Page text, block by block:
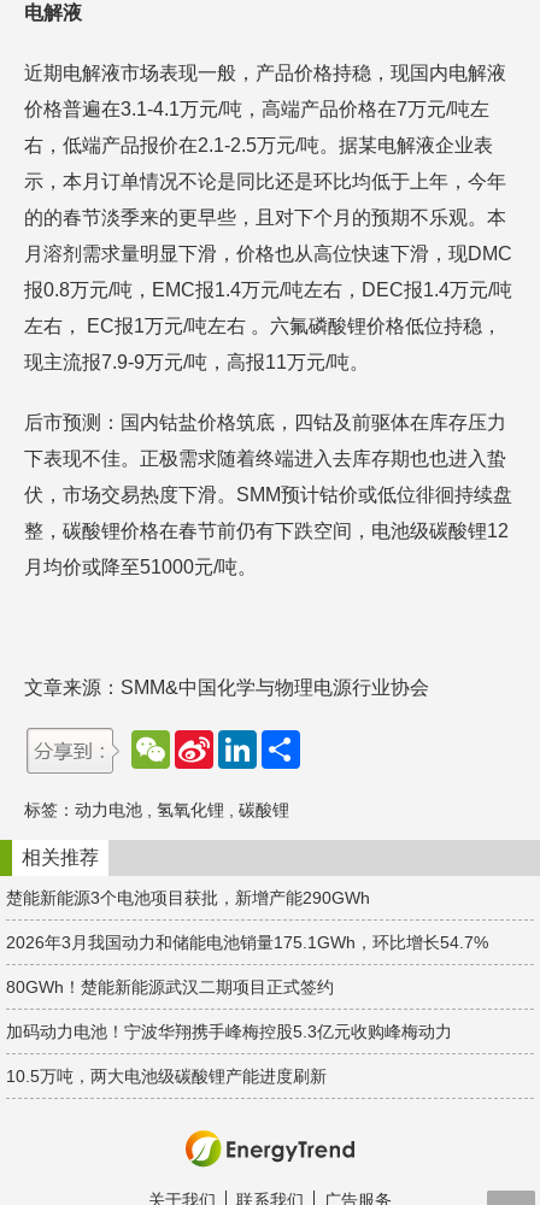
电解液
近期电解液市场表现一般，产品价格持稳，现国内电解液
价格普遍在3.1-4.1万元/吨，高端产品价格在7万元/吨左
右，低端产品报价在2.1-2.5万元/吨。据某电解液企业表
示，本月订单情况不论是同比还是环比均低于上年，今年
的的春节淡季来的更早些，且对下个月的预期不乐观。本
月溶剂需求量明显下滑，价格也从高位快速下滑，现DMC
报0.8万元/吨，EMC报1.4万元/吨左右，DEC报1.4万元/吨
左右， EC报1万元/吨左右 。六氟磷酸锂价格低位持稳，
现主流报7.9-9万元/吨，高报11万元/吨。
后市预测：国内钴盐价格筑底，四钴及前驱体在库存压力
下表现不佳。正极需求随着终端进入去库存期也也进入蛰
伏，市场交易热度下滑。SMM预计钴价或低位徘徊持续盘
整，碳酸锂价格在春节前仍有下跌空间，电池级碳酸锂12
月均价或降至51000元/吨。
文章来源：SMM&中国化学与物理电源行业协会
W
e
a
t
S
W
e
b
o
L
e
d
n
标签： 动力电池 氢氧化锂 碳酸锂
相关推荐
楚能新能源3个电池项目获批，新增产能290GWh
2026年3月我国动力和储能电池销量175.1GWh，环比增长54.7%
80GWh！楚能新能源武汉二期项目正式签约
加码动力电池！宁波华翔携手峰梅控股5.3亿元收购峰梅动力
10.5万吨，两大电池级碳酸锂产能进度刷新
关于我们 联系我们 广告服务